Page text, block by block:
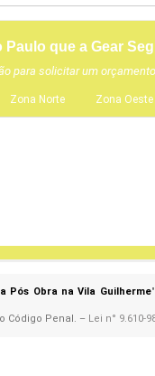
Paulo que a Gear
para solicitar um orçamento
Zona Norte Zona Oeste
Pós Obra na Vila Guilherme
Código Penal. – Lei n° 9.610-